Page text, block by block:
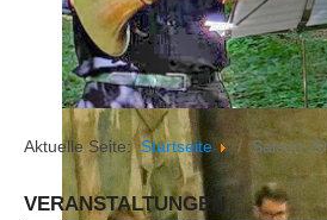
Aktuelle Seite:Startseite Saison
VERANSTALTUNGEN